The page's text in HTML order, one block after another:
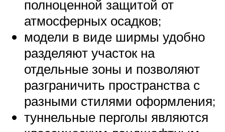
полноценной защитой от
атмосферных осадков;
модели в виде ширмы удобно
разделяют участок на
отдельные зоны и позволяют
разграничить пространства с
разными стилями оформления;
туннельные перголы являются